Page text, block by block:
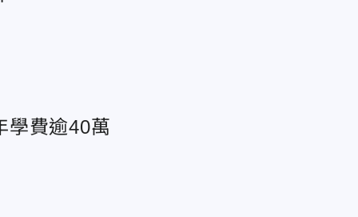
學費逾40萬